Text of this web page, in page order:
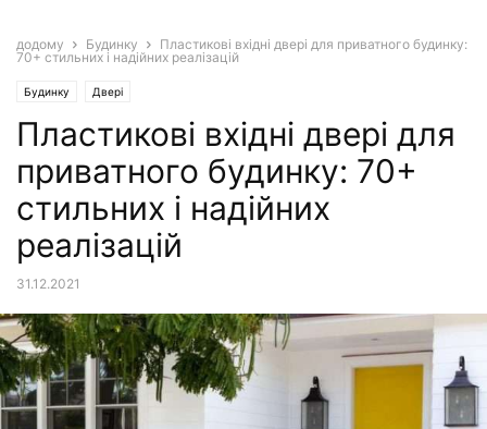
додому Будинку
Пластикові вхідні двері для приватного будинку:
70+ стильних і надійних реалізацій
Будинку Двері
Пластикові вхідні двері для
приватного будинку: 70+
стильних і надійних
реалізацій
31.12.2021